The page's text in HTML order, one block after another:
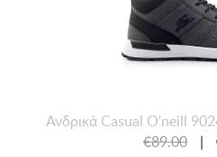
Ανδρικά Casual O'neill
€89.00
|